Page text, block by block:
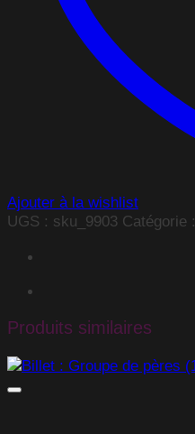
2024)
Ajouter à la wishlist
UGS : sku_9903 Catégorie :
Produits similaires